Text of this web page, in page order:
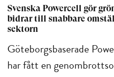
Svenska Powercell gör
bidrar till snabbare
sektorn
Göteborgsbaserade
har fått en